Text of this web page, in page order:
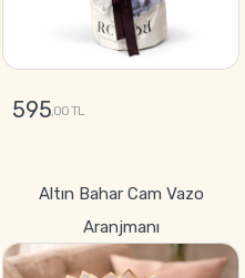
595,00 TL
Altın Bahar Cam Vazo
Aranjmanı